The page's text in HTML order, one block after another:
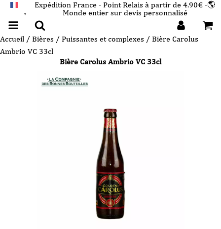
▼
Expédition France - Point Relais à partir de 4.90€ -🌎
Monde entier sur devis personnalisé
Accueil / Bières / Puissantes et complexes / Bière Carolus
Ambrio VC 33cl
Bière Carolus Ambrio VC 33cl